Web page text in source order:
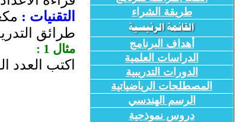
طريقة الشراء
أهداف البرنامج
الدراسات العلمية
الدورات التدريبية
المصطلحات الرياضياتية
الرسم الهندسي
دروس نموذجية
التقنيات :
طرائق
مثال 1 :
اكتب العدد